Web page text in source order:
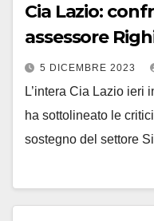
Cia Lazio:
assessore
5 DICEMBRE 2023
L’intera Cia Lazio ieri
ha sottolineato le
sostegno del settore